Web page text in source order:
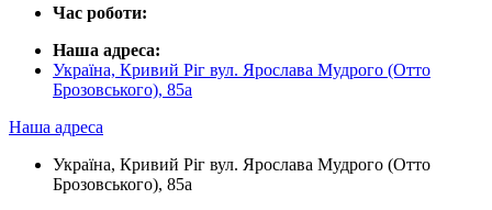
Час роботи:
Наша адреса:
Україна, Кривий Ріг вул. Ярослава Мудрого (Отто
Брозовського), 85а
Наша адреса
Україна, Кривий Ріг вул. Ярослава Мудрого (Отто
Брозовського), 85а